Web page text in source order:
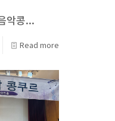
악콩...
Read more